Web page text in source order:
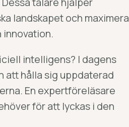
landskapet och maximera
intelligens? I dagens
att hålla sig uppdaterad
En expertföreläsare
för att lyckas i den